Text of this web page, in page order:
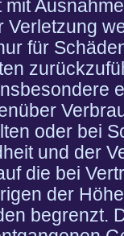
mit
Verletzung
für
oder bei
und der
die bei
der
begrenzt.